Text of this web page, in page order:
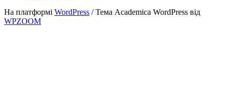
На платформі WordPress / Тема Academica WordPress від
WPZOOM